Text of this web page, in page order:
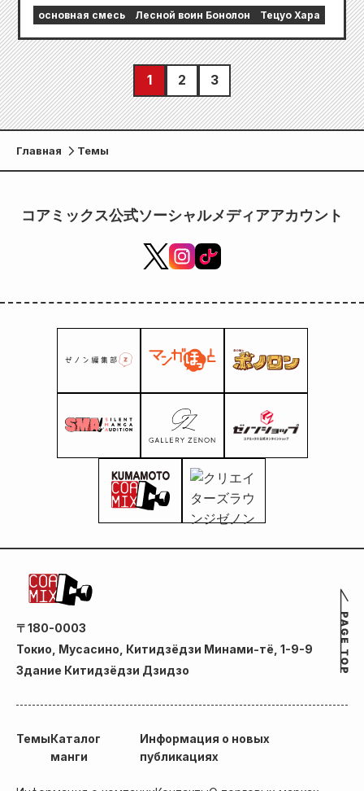
основная смесь Лесной воин Бонолон Тецуо Хара
1 2 3
Главная Темы
コアミックス公式ソーシャルメディアアカウント
〒180-0003
Токио, Мусасино, Китидзёдзи Минами-тё, 1-9-9
Здание Китидзёдзи Дзидзо
ТемыКаталог
манги
Информация о новых
публикациях